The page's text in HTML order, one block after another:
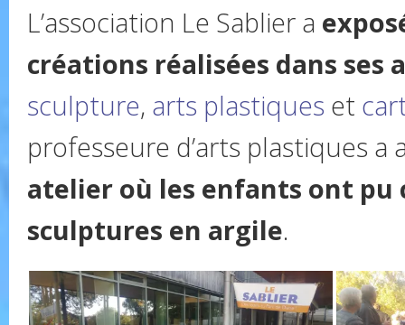
L’association Le Sablier a
créations réalisées dans ses
sculpture, arts plastiques et
professeure d’arts plastiques a
atelier où les enfants ont pu
sculptures en argile.